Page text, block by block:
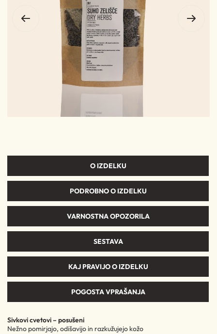
O IZDELKU
PODROBNO O IZDELKU
VARNOSTNA OPOZORILA
SESTAVA
KAJ PRAVIJO O IZDELKU
POGOSTA VPRAŠANJA
Sivkovi cvetovi – posušeni
Nežno pomirjajo, odišavijo in razkužujejo kožo